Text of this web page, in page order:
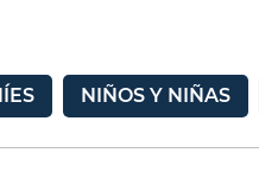
NIÑOS Y NIÑAS